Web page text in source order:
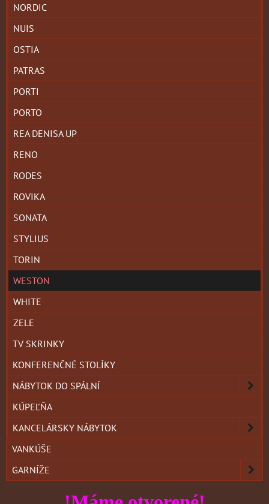
NORDIC
NUIS
OSTIA
PATRAS
PORTI
PORTO
REA DENISA UP
RENO
RODES
ROVIKA
SONATA
STYLIUS
TORIN
WESTON
WHITE
ZELE
TV SKRINKY
KONFERENČNÉ STOLÍKY
NÁBYTOK DO SPÁLNÍ
KÚPEĽŇA
KANCELÁRSKY NÁBYTOK
VANKÚŠE
GARNÍŽE